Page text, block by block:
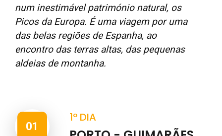
num inestimável património natural, os
Picos da Europa. É uma viagem por uma
das belas regiões de Espanha, ao
encontro das terras altas, das pequenas
aldeias de montanha.
01
1º DIA